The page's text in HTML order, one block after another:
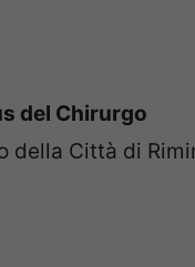
del Chirurgo
della Città di